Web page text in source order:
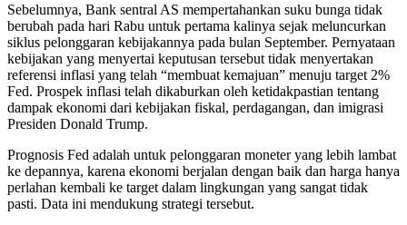
Sebelumnya, Bank sentral AS mempertahankan suku bunga tidak
berubah pada hari Rabu untuk pertama kalinya sejak meluncurkan
siklus pelonggaran kebijakannya pada bulan September. Pernyataan
kebijakan yang menyertai keputusan tersebut tidak menyertakan
referensi inflasi yang telah “membuat kemajuan” menuju target 2%
Fed. Prospek inflasi telah dikaburkan oleh ketidakpastian tentang
dampak ekonomi dari kebijakan fiskal, perdagangan, dan imigrasi
Presiden Donald Trump.
Prognosis Fed adalah untuk pelonggaran moneter yang lebih lambat
ke depannya, karena ekonomi berjalan dengan baik dan harga hanya
perlahan kembali ke target dalam lingkungan yang sangat tidak
pasti. Data ini mendukung strategi tersebut.